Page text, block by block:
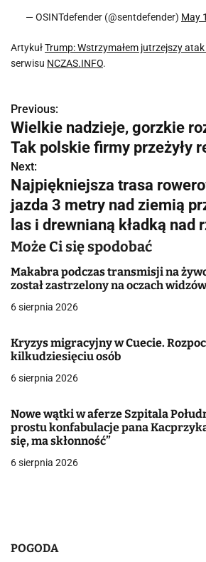
— OSINTdefender (@sentdefender) May
ArtykułTrump: Wstrzymałem jutrzejszy
serwisu NCZAS.INFO.
N
a
w
i
g
a
c
j
w
p
i
s
u
Previous:
Wielkie nadzieje, gorzkie
Tak polskie firmy przeżyły
Next:
Najpiękniejsza trasa
jazda 3 metry nad ziemią
las i drewnianą kładką nad
Może Ci się spodobać
Makabra podczas transmisji na
został zastrzelony na oczach widzów
6 sierpnia 2026
Kryzys migracyjny w Cuecie.
kilkudziesięciu osób
6 sierpnia 2026
Nowe wątki w aferze Szpitala
prostu konfabulacje pana
się, ma skłonność”
6 sierpnia 2026
POGODA